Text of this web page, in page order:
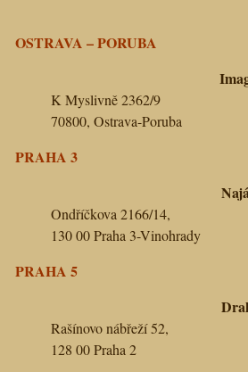
OSTRAVA – PORUBA
K Myslivně 2362/9
70800, Ostrava-Poruba
PRAHA 3
Ondříčkova 2166/14,
130 00 Praha 3-Vinohrady
PRAHA 5
Rašínovo nábřeží 52,
128 00 Praha 2